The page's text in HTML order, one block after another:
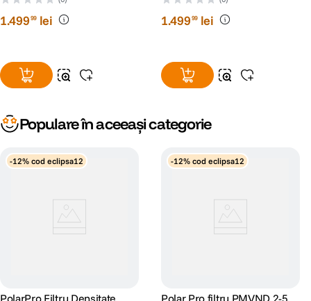
Signature Edition II
1.49999 lei
1.5 95mm
1.49999 lei
Populare în aceeași categorie
-12% cod eclipsa12
PolarPro Filtru Densitate
-12% cod eclipsa12
Polar Pro filtru PMVND 2-5